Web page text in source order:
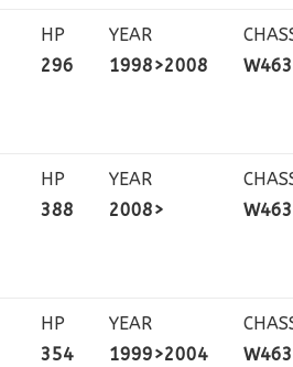
HP
296
YEAR
1998>2008
W463
HP
388
YEAR
2008>
W463
HP
354
YEAR
1999>2004
W463